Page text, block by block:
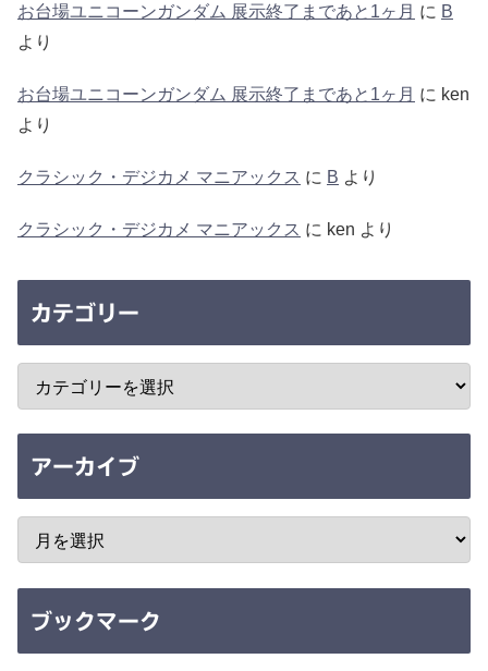
お台場ユニコーンガンダム 展示終了まであと1ヶ月 に B
より
お台場ユニコーンガンダム 展示終了まであと1ヶ月 に ken
より
クラシック・デジカメ マニアックス に B より
クラシック・デジカメ マニアックス に ken より
カテゴリー
アーカイブ
ブックマーク